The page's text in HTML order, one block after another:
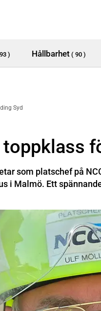
) Hållbarhet ( 90 )
Syd
toppklass
som platschef på
i Malmö. Ett